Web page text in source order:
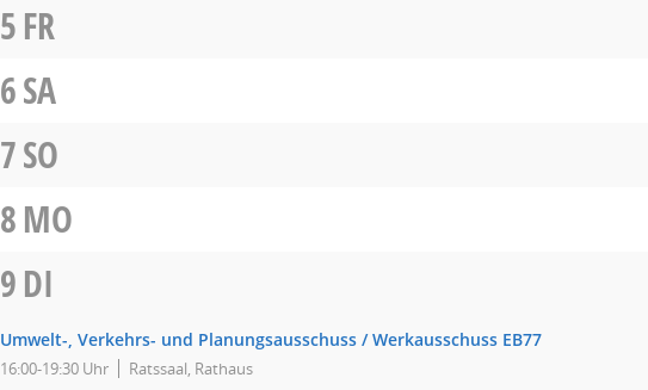
5FR
6SA
7SO
8MO
9DI
Umwelt-, Verkehrs- und Planungsausschuss / Werkausschuss EB77
16:00-19:30 Uhr Ratssaal, Rathaus